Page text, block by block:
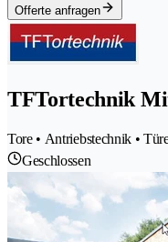
Offerte anfragen
TFTortechnik
Tore • Antriebstechnik •
Geschlossen